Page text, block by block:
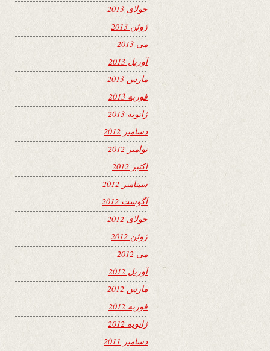
جولای 2013
ژوئن 2013
می 2013
آوریل 2013
مارس 2013
فوریه 2013
ژانویه 2013
دسامبر 2012
نوامبر 2012
اکتبر 2012
سپتامبر 2012
آگوست 2012
جولای 2012
ژوئن 2012
می 2012
آوریل 2012
مارس 2012
فوریه 2012
ژانویه 2012
دسامبر 2011